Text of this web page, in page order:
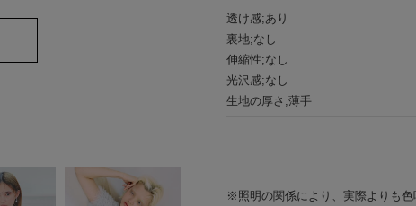
透け感;あり
裏地;なし
伸縮性;なし
光沢感;なし
生地の厚さ;薄手
※照明の関係により、実際よりも色